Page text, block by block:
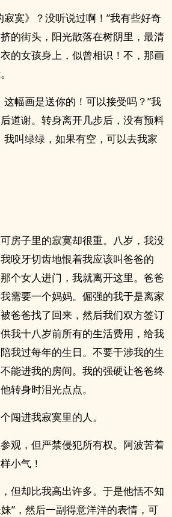
寂寞》？没听说过啊！”我有些好奇
的街头，阳光散落在树阴里，最清
的女孩身上，似曾相识！不，那画
这幅画是送你的！可以接受吗？”我
道谢。转身离开几步后，没有预料
我叫绿绿，如果有空，可以去我家
房子里的寂寞却很重。八岁，我没
咬牙切齿地恨着我应该叫爸爸的
个女人进门，我就离开这里。爸爸
需要一个妈妈。倔强的我于是离家
爸爸找了回来，然后我们双方签订
我十八岁前所有的生活费用，给我
我过每年的生日。不要干涉我的生
能进我的房间。我的强硬让爸爸终
转身时泪光点点。
闯进我寂寞里的人。
观，但严禁侵犯所有权。阿波苦着
小气！
但却比我高出许多。于是他恬不知
”，然后一副得意洋洋的表情，可